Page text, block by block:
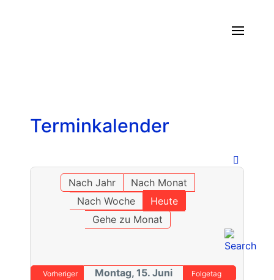
Terminkalender
Nach Jahr
Nach Monat
Nach Woche
Heute
Gehe zu Monat
Vorheriger
Montag, 15. Juni
Folgetag